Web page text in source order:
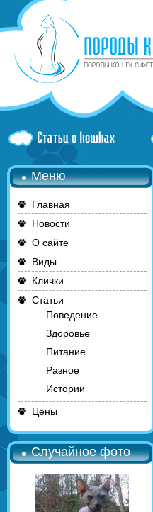
Меню
Главная
Новости
О сайте
Виды
Клички
Статьи
Поведение
Здоровье
Питание
Разное
Истории
Цены
Случайное фото